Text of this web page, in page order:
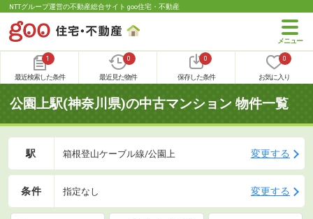
NTTグループ運営の不動産総合サイト goo住宅・不動産
1
最近検索した条件
0
最近見た物件
0
保存した条件
0
お気に入り
公園上駅(神奈川県)の中古マンション 物件一覧
駅 箱根登山ケーブル線/公園上 変更する
条件 指定なし 変更する